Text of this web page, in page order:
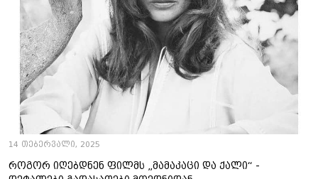
14 თებერვალი, 2025
როგორ იღებდნენ ფილმს „მამაკაცი და ქალი“ -